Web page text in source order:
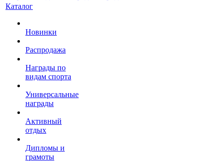
Каталог
Новинки
Распродажа
Награды по
видам спорта
Универсальные
награды
Активный
отдых
Дипломы и
грамоты